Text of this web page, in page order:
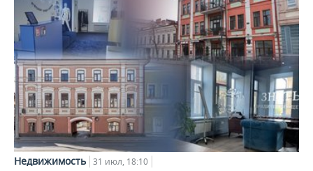
Недвижимость 31 июл, 18:10